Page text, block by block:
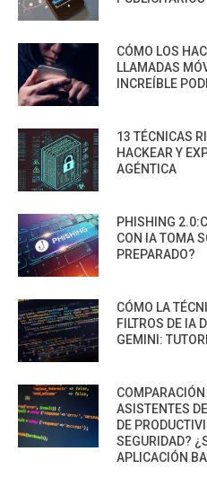
CÓMO LOS
LLAMADAS
INCREÍBLE
13 TÉCNICAS
HACKEAR Y
AGÉNTICA
PHISHING
CON IA TOMA
PREPARADO?
CÓMO LA
FILTROS DE IA
GEMINI:
ASISTENTES
DE
SEGURIDAD?
APLICACIÓN